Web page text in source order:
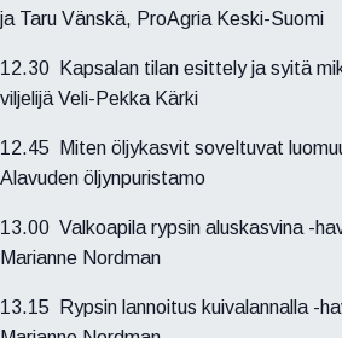
ja Taru Vänskä, ProAgria Keski-Suomi
12.30 Kapsalan tilan esittely ja syitä
viljelijä Veli-Pekka Kärki
12.45 Miten öljykasvit soveltuvat
Alavuden öljynpuristamo
13.00 Valkoapila rypsin aluskasvina -
Marianne Nordman
13.15 Rypsin lannoitus kuivalannalla -